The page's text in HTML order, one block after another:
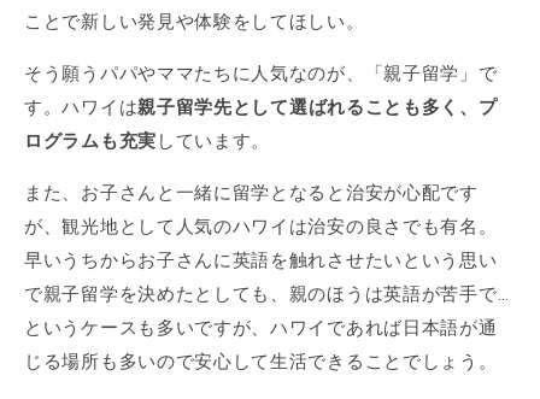
ことで新しい発見や体験をしてほしい。
そう願うパパやママたちに人気なのが、「親子留学」で
す。ハワイは親子留学先として選ばれることも多く、プ
ログラムも充実 しています。
また、お子さんと一緒に留学となると治安が心配です
が、観光地として人気のハワイは治安の良さでも有名。
早いうちからお子さんに英語を触れさせたいという思い
で親子留学を決めたとしても、親のほうは英語が苦手で…
というケースも多いですが、ハワイであれば日本語が通
じる場所も多いので安心して生活できることでしょう。